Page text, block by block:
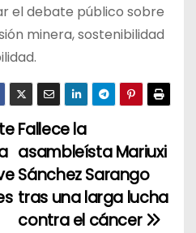
el debate público sobre
minera, sostenibilidad
Fallece la
asambleísta Mariuxi
Sánchez Sarango
tras una larga lucha
contra el cáncer